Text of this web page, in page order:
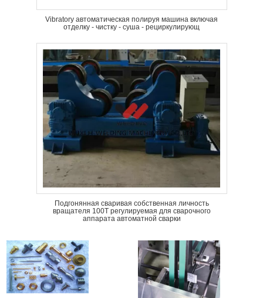
Vibratory автоматическая полируя машина включая
отделку - чистку - суша - рециркулирующ
Подгонянная сваривая собственная личность
вращателя 100T регулируемая для сварочного
аппарата автоматной сварки